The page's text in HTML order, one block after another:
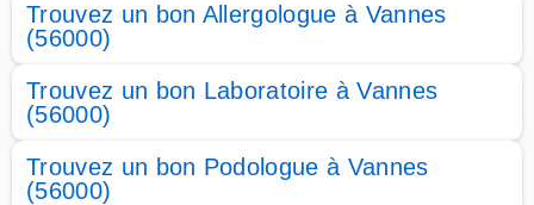
Trouvez un bon Allergologue à Vannes
(56000)
Trouvez un bon Laboratoire à Vannes
(56000)
Trouvez un bon Podologue à Vannes
(56000)